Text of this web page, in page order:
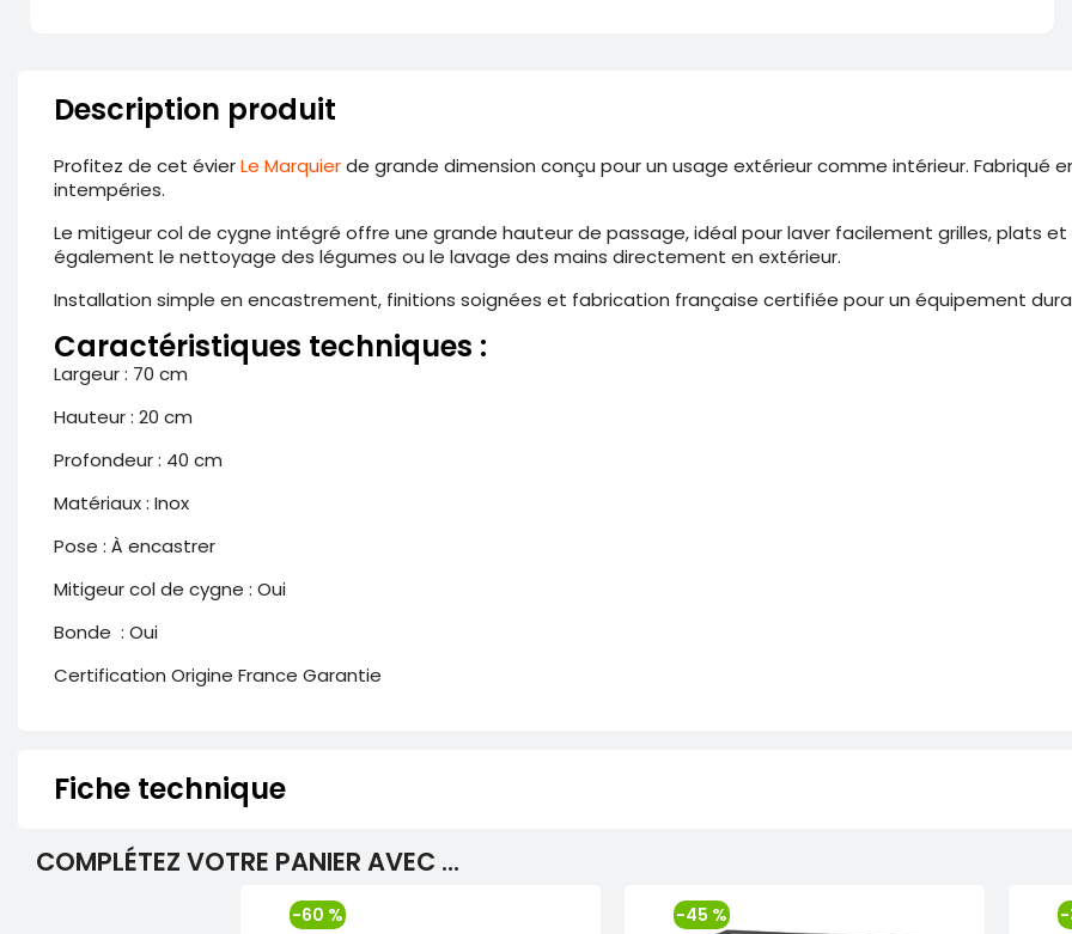
Description produit
Profitez de cet évierLe Marquierde grande dimension conçu pour un usage extérieur comme intérieur. Fabriqué
intempéries.
Le mitigeur col de cygne intégré offre une grande hauteur de passage, idéal pour laver facilement grilles, plats
également le nettoyage des légumes ou le lavage des mains directement en extérieur.
Installation simple en encastrement, finitions soignées et fabrication française certifiée pour un équipement
Caractéristiques techniques :
Largeur : 70 cm
Hauteur : 20 cm
Profondeur : 40 cm
Matériaux : Inox
Pose : À encastrer
Mitigeur col de cygne : Oui
Bonde : Oui
Certification Origine France Garantie
Fiche technique
COMPLÉTEZ VOTRE PANIER AVEC ...
-60 % -45 % -